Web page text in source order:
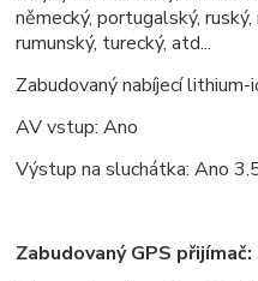
německý, portugalský,
rumunský, turecký, atd...
Zabudovaný nabíjecí
AV vstup: Ano
Výstup na sluchátka: Ano
Zabudovaný GPS přijímač: